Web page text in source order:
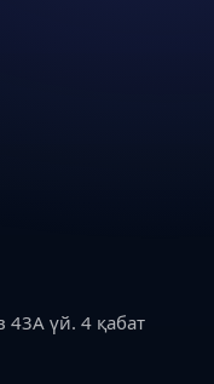
43А үй. 4 қабат